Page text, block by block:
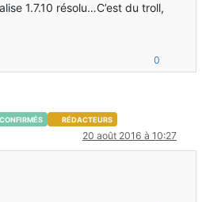
1.7.10 résolu…C’est du troll,
0
RÉDACTEURS
20 août 2016 à 10:27